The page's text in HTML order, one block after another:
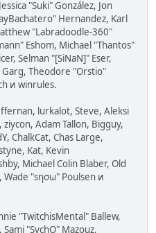
"Suki" González, Jon
Hernandez, Karl
"Labradoodle-360"
Eshom, Michael "Thantos"
Selman "[SiNaN]" Eser,
Theodore "Orstio"
и winrules.
lurkalot, Steve, Aleksi
Adam Tallon, Bigguy,
ChalkCat, Chas Large,
Kat, Kevin
Michael Colin Blaber, Old
Wade "sησω" Poulsen и
"TwitchisMental" Ballew,
"SychO" Mazouz,